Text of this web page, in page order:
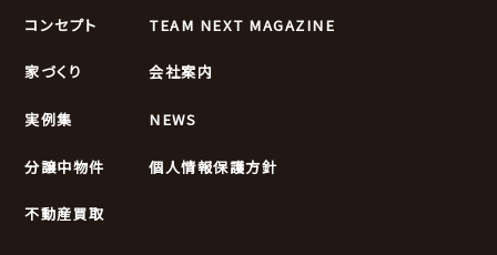
コンセプト
家づくり
実例集
分譲中物件
不動産買取
TEAM NEXT MAGAZINE
会社案内
NEWS
個人情報保護方針